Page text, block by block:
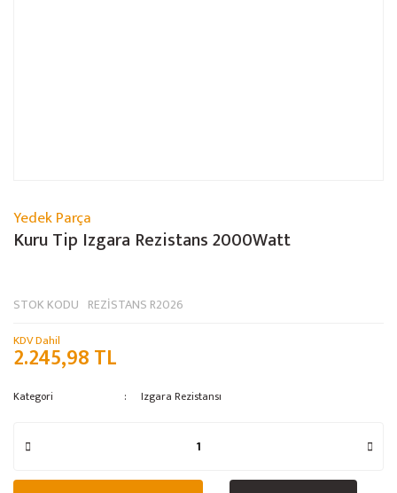
Yedek Parça
Kuru Tip Izgara Rezistans 2000Watt
STOK KODU REZİSTANS R2026
KDV Dahil
2.245,98 TL
Kategori Izgara Rezistansı